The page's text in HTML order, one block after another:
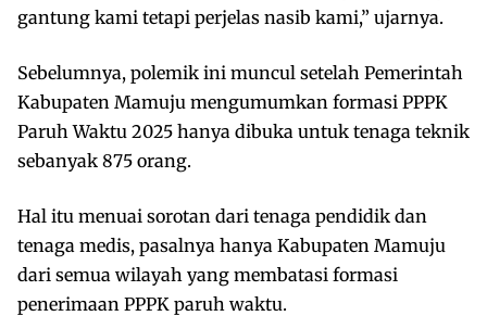
gantung kami tetapi perjelas nasib kami,” ujarnya.
Sebelumnya, polemik ini muncul setelah Pemerintah
Kabupaten Mamuju mengumumkan formasi PPPK
Paruh Waktu 2025 hanya dibuka untuk tenaga teknik
sebanyak 875 orang.
Hal itu menuai sorotan dari tenaga pendidik dan
tenaga medis, pasalnya hanya Kabupaten Mamuju
dari semua wilayah yang membatasi formasi
penerimaan PPPK paruh waktu.